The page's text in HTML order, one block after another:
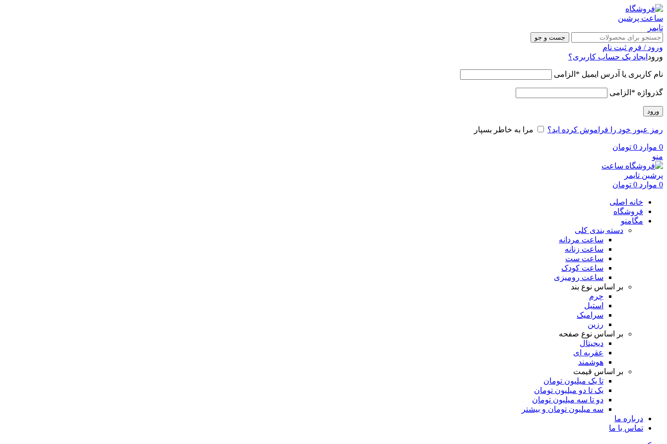
جست و جو
ورود / فرم ثبت نام
ورود ایجاد یک حساب کاربری؟
نام کاربری یا آدرس ایمیل * الزامی
گذرواژه * الزامی
ورود
رمز عبور خود را فراموش کرده اید؟ مرا به خاطر بسپار
0 موارد 0 تومان
منو
0 موارد 0 تومان
خانه اصلی
فروشگاه
مگامنو
دسته بندی کلی
ساعت مردانه
ساعت زنانه
ساعت ست
ساعت کودک
ساعت رومیزی
بر اساس نوع بند
چرم
استیل
سرامیک
رزین
بر اساس نوع صفحه
دیجیتال
عقربه ای
هوشمند
بر اساس قیمت
تا یک میلیون تومان
یک تا دو میلیون تومان
دو تا سه میلیون تومان
سه میلیون تومان و بیشتر
درباره ما
تماس با ما